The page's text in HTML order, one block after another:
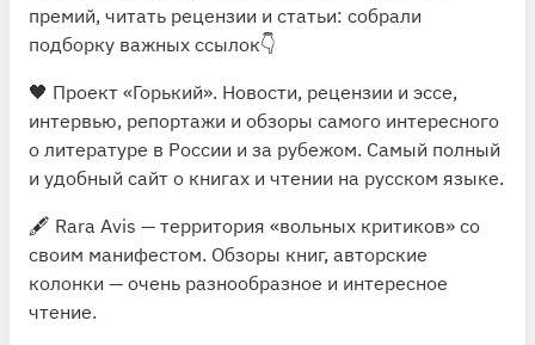
премий, читать рецензии и статьи: собрали
подборку важных ссылок👇
🖤 Проект «Горький». Новости, рецензии и эссе,
интервью, репортажи и обзоры самого интересного
о литературе в России и за рубежом. Самый полный
и удобный сайт о книгах и чтении на русском языке.
🖋 Rara Avis — территория «вольных критиков» со
своим манифестом. Обзоры книг, авторские
колонки — очень разнообразное и интересное
чтение.